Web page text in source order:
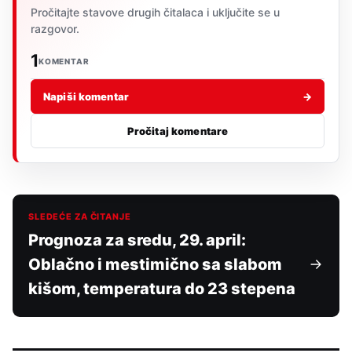
Pročitajte stavove drugih čitalaca i uključite se u
razgovor.
1KOMENTAR
Napiši komentar →
Pročitaj komentare
SLEDEĆE ZA ČITANJE
Prognoza za sredu, 29. april:
Oblačno i mestimično sa slabom
kišom, temperatura do 23 stepena